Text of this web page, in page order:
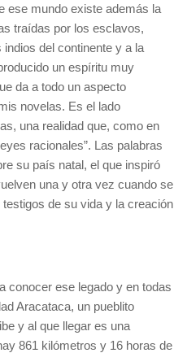
ese mundo existe además la
traídas por los esclavos,
del continente y a la
un espíritu muy
da a todo un aspecto
novelas. Es el lado
una realidad que, como en
racionales”. Las palabras
su país natal, el que inspiró
una y otra vez cuando se
de su vida y la creación
conocer ese legado y en todas
Aracataca, un pueblito
y al que llegar es una
861 kilómetros y 16 horas de